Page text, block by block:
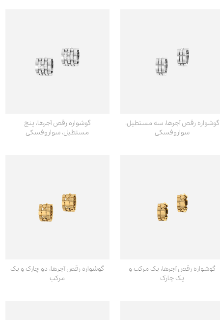
گوشواره رقص آجرها، سه مستطیل،
سواروفسکی
گوشواره رقص آجرها، پنج
مستطیل، سواروفسکی
گوشواره رقص آجرها، یک مرکب و
یک چارک
گوشواره رقص آجرها، دو چارک و یک
مرکب